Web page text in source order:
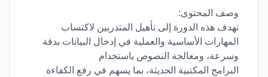
وصف المحتوى:
تهدف هذه الدورة إلى تأهيل المتدربين لاكتساب
المهارات الأساسية والعملية في إدخال البيانات بدقة
وسرعة، ومعالجة النصوص باستخدام
البرامج المكتبية الحديثة، بما يسهم في رفع الكفاءة